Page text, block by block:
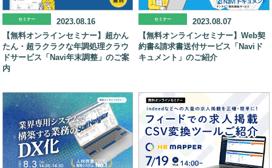
セミナー
2023.08.16
【無料オンラインセミナー】超かん
たん・超ラクラクな年調処理クラウ
ドサービス「Navi年末調整」のご案
内
セミナー
2023.08.07
【無料オンラインセミナー】Web契
約書&請求書送付サービス「Naviド
キュメント」のご紹介